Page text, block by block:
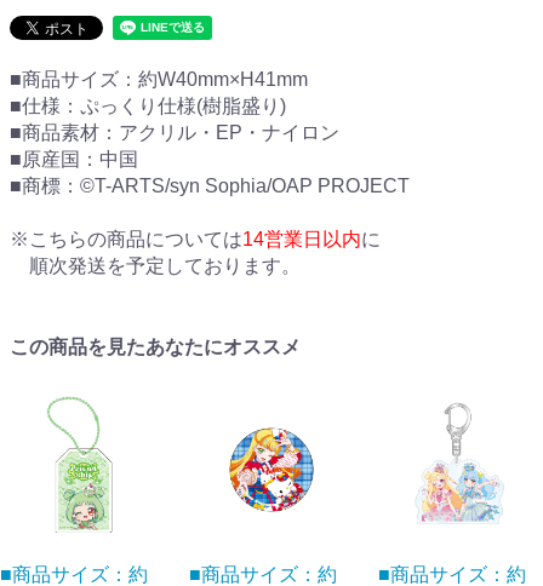
■商品サイズ：約W40mm×H41mm
■仕様：ぷっくり仕様(樹脂盛り)
■商品素材：アクリル・EP・ナイロン
■原産国：中国
■商標：©T-ARTS/syn Sophia/OAP PROJECT
※こちらの商品については14営業日以内に
順次発送を予定しております。
この商品を見たあなたにオススメ
■商品サイズ：約
■商品サイズ：約
■商品サイズ：約